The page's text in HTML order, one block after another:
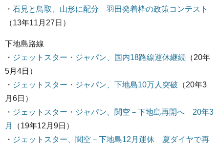
・ 石見と鳥取、山形に配分 羽田発着枠の政策コンテスト
（13年11月27日）
下地島路線
・ ジェットスター・ジャパン、国内18路線運休継続 （20年
5月4日）
・ ジェットスター・ジャパン、下地島10万人突破 （20年3
月6日）
・ ジェットスター・ジャパン、関空－下地島再開へ 20年3
月
（19年12月9日）
・ ジェットスター、関空－下地島12月運休 夏ダイヤで再